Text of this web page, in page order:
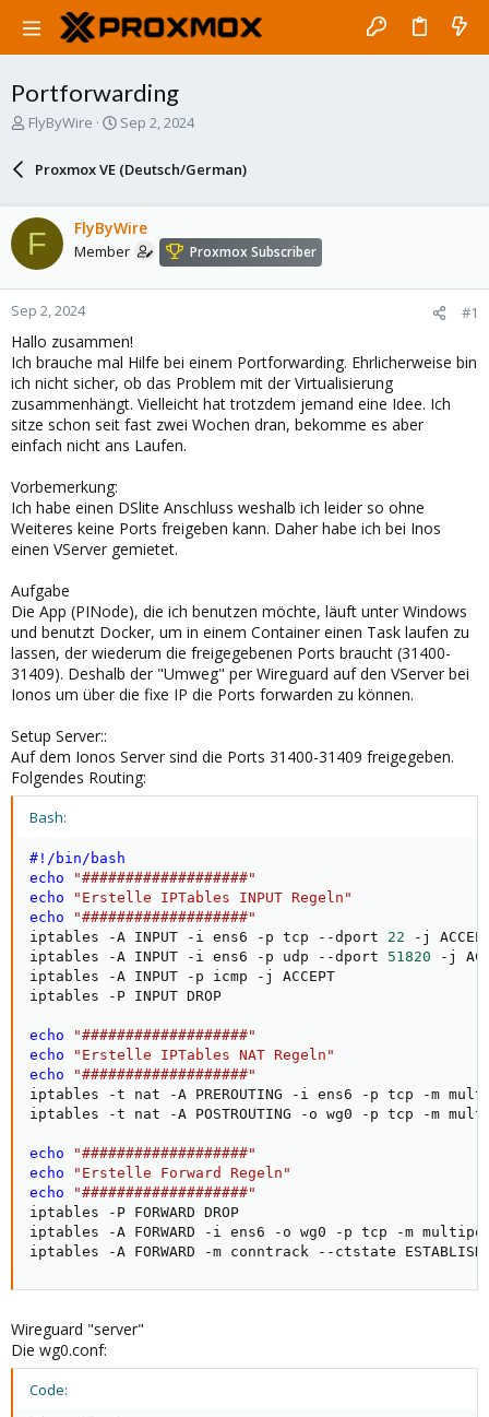
Portforwarding
T
d
s
t
t
e
r
FlyByWire
S
a
r
d
a
t
Sep 2, 2024
Proxmox VE (Deutsch/German)
F FlyByWire
Member Proxmox Subscriber
Sep 2, 2024 #1
Hallo zusammen!
Ich brauche mal Hilfe bei einem Portforwarding. Ehrlicherweise bin
ich nicht sicher, ob das Problem mit der Virtualisierung
zusammenhängt. Vielleicht hat trotzdem jemand eine Idee. Ich
sitze schon seit fast zwei Wochen dran, bekomme es aber
einfach nicht ans Laufen.
Vorbemerkung:
Ich habe einen DSlite Anschluss weshalb ich leider so ohne
Weiteres keine Ports freigeben kann. Daher habe ich bei Inos
einen VServer gemietet.
Aufgabe
Die App (PINode), die ich benutzen möchte, läuft unter Windows
und benutzt Docker, um in einem Container einen Task laufen zu
lassen, der wiederum die freigegebenen Ports braucht (31400-
31409). Deshalb der "Umweg" per Wireguard auf den VServer bei
Ionos um über die fixe IP die Ports forwarden zu können.
Setup Server::
Auf dem Ionos Server sind die Ports 31400-31409 freigegeben.
Folgendes Routing:
Bash:
#!/bin/bash
echo
"###################"
echo
"Erstelle IPTables INPUT Regeln"
echo
"###################"
iptables -A INPUT -i ens6 -p tcp --dport 22 -j
iptables -A INPUT -i ens6 -p udp --dport 51820 -j
iptables -A INPUT -p icmp -j ACCEPT
iptables -P INPUT DROP
echo
"###################"
echo
"Erstelle IPTables NAT Regeln"
echo
"###################"
iptables -t nat -A PREROUTING -i ens6 -p tcp -m
iptables -t nat -A POSTROUTING -o wg0 -p tcp -m
echo
"###################"
echo
"Erstelle Forward Regeln"
echo
"###################"
iptables -P FORWARD DROP
iptables -A FORWARD -i ens6 -o wg0 -p tcp -m
iptables -A FORWARD -m conntrack --ctstate
Wireguard "server"
Die wg0.conf:
Code: